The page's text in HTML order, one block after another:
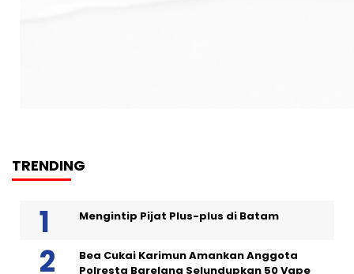
TRENDING
Mengintip Pijat Plus-plus di Batam
Bea Cukai Karimun Amankan Anggota
Polresta Barelang Selundupkan 50 Vape